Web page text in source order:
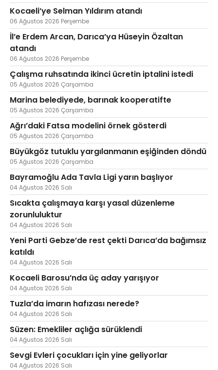
Kocaeli’ye Selman Yıldırım atandı
06 Ağustos 2026 Perşembe
İl’e Erdem Arcan, Darıca’ya Hüseyin Özaltan
atandı
06 Ağustos 2026 Perşembe
Çalışma ruhsatında ikinci ücretin iptalini istedi
05 Ağustos 2026 Çarşamba
Marina belediyede, barınak kooperatifte
05 Ağustos 2026 Çarşamba
Ağrı’daki Fatsa modelini örnek gösterdi
05 Ağustos 2026 Çarşamba
Büyükgöz tutuklu yargılanmanın eşiğinden döndü
05 Ağustos 2026 Çarşamba
Bayramoğlu Ada Tavla Ligi yarın başlıyor
04 Ağustos 2026 Salı
Sıcakta çalışmaya karşı yasal düzenleme
zorunluluktur
04 Ağustos 2026 Salı
Yeni Parti Gebze’de rest çekti Darıca’da bağımsız
katıldı
04 Ağustos 2026 Salı
Kocaeli Barosu’nda üç aday yarışıyor
04 Ağustos 2026 Salı
Tuzla’da imarın hafızası nerede?
04 Ağustos 2026 Salı
Süzen: Emekliler açlığa sürüklendi
04 Ağustos 2026 Salı
Sevgi Evleri çocukları için yine geliyorlar
04 Ağustos 2026 Salı